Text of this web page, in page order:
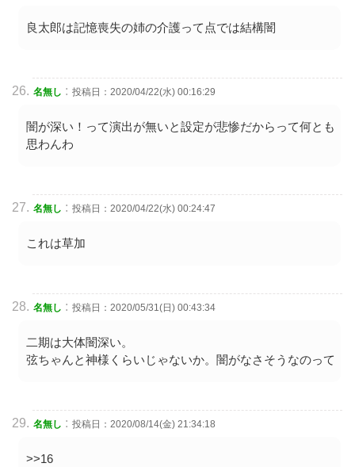
良太郎は記憶喪失の姉の介護って点では結構闇
名無し : 投稿日：2020/04/22(水) 00:16:29
闇が深い！って演出が無いと設定が悲惨だからって何とも
思わんわ
名無し : 投稿日：2020/04/22(水) 00:24:47
これは草加
名無し : 投稿日：2020/05/31(日) 00:43:34
二期は大体闇深い。
弦ちゃんと神様くらいじゃないか。闇がなさそうなのって
名無し : 投稿日：2020/08/14(金) 21:34:18
>>16